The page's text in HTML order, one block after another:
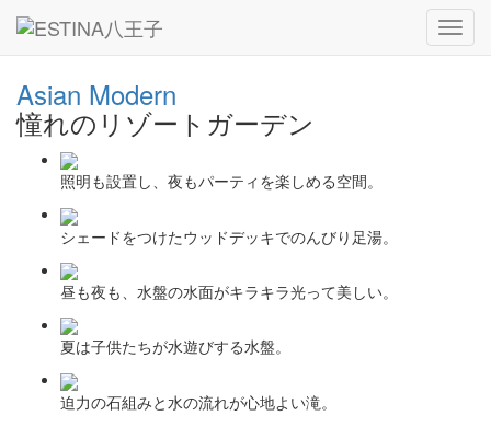
― GALLERY ―
Asian Modern
憧れのリゾートガーデン
照明も設置し、夜もパーティを楽しめる空間。
シェードをつけたウッドデッキでのんびり足湯。
昼も夜も、水盤の水面がキラキラ光って美しい。
夏は子供たちが水遊びする水盤。
迫力の石組みと水の流れが心地よい滝。